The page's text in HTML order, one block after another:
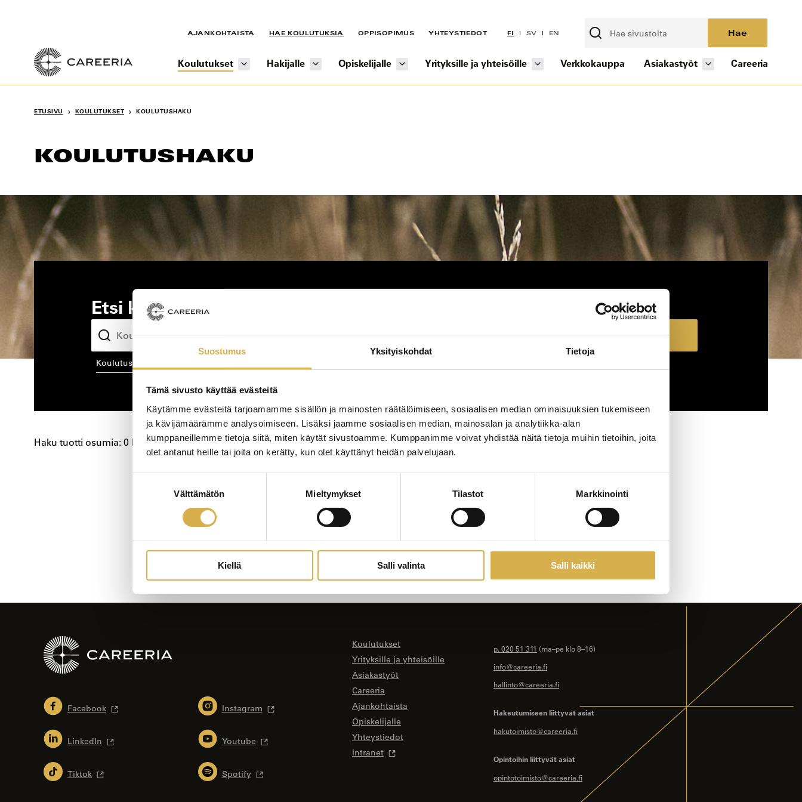
Suostumus Yksityiskohdat Tietoja
Tämä sivusto käyttää evästeitä
Käytämme evästeitä tarjoamamme sisällön ja mainosten räätälöimiseen, sosiaalisen median ominaisuuksien tukemiseen
ja kävijämäärämme analysoimiseen. Lisäksi jaamme sosiaalisen median, mainosalan ja analytiikka-alan
kumppaneillemme tietoja siitä, miten käytät sivustoamme. Kumppanimme voivat yhdistää näitä tietoja muihin tietoihin, joita
olet antanut heille tai joita on kerätty, kun olet käyttänyt heidän palvelujaan.
Välttämätön Mieltymykset Tilastot Markkinointi
Kiellä Salli valinta Salli kaikki
AJANKOHTAISTA HAE KOULUTUKSIA OPPISOPIMUS YHTEYSTIEDOT FI SV EN Hae
Koulutukset Hakijalle Opiskelijalle Yrityksille ja yhteisöille Verkkokauppa Asiakastyöt Careeria
ETUSIVU › KOULUTUKSET › KOULUTUSHAKU
KOULUTUSHAKU
Etsi kiinnostava koulutus
koulutusala koulutuspaikka
Näytä koulutukset
Haku tuotti osumia: 0 kpl
Facebook Instagram
LinkedIn Youtube
Tiktok Spotify
Koulutukset
Yrityksille ja yhteisöille
Asiakastyöt
Careeria
Ajankohtaista
Opiskelijalle
Yhteystiedot
Intranet
p. 020 51 311 (ma–pe klo 8–16)
info@careeria.fi
hallinto@careeria.fi
Hakeutumiseen liittyvät asiat
hakutoimisto@careeria.fi
Opintoihin liittyvät asiat
opintotoimisto@careeria.fi